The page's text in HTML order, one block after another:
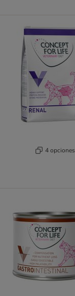
4 opciones